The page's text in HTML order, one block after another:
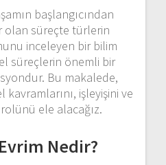
başlangıcından
olan süreçte türlerin
inceleyen bir bilim
süreçlerin önemli bir
Bu makalede,
işleyişini ve
ele alacağız.
Nedir?